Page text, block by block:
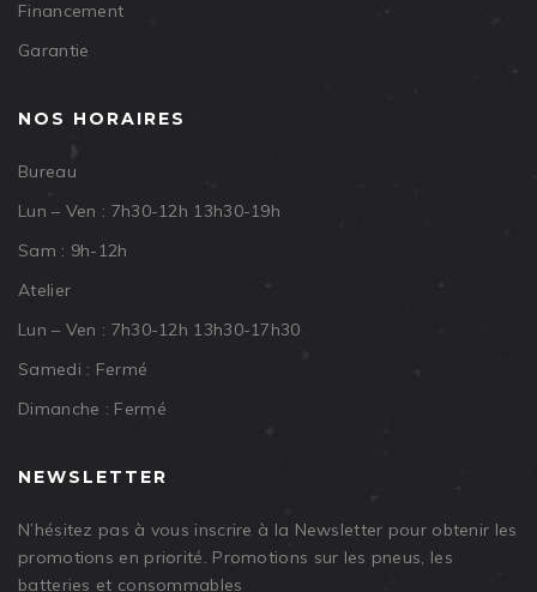
Financement
Garantie
NOS HORAIRES
Bureau
Lun – Ven : 7h30-12h 13h30-19h
Sam : 9h-12h
Atelier
Lun – Ven : 7h30-12h 13h30-17h30
Samedi : Fermé
Dimanche : Fermé
NEWSLETTER
N’hésitez pas à vous inscrire à la Newsletter pour obtenir les
promotions en priorité. Promotions sur les pneus, les
batteries et consommables